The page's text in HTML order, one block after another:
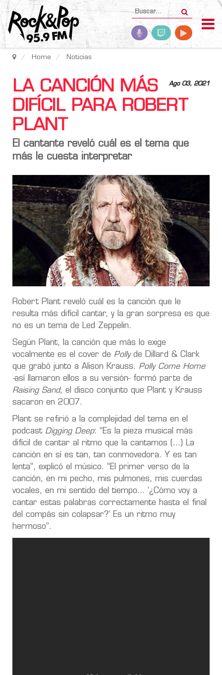
Home Noticias
Ago 03, 2021
LA CANCIÓN MÁS
DIFÍCIL PARA ROBERT
PLANT
El cantante reveló cuál es el tema que
más le cuesta interpretar
Robert Plant reveló cuál es la canción que le
resulta más difícil cantar, y la gran sorpresa es que
no es un tema de Led Zeppelin.
Según Plant, la canción que más lo exige
vocalmente es el cover de Polly de Dillard & Clark
que grabó junto a Alison Krauss. Polly Come Home
-así llamaron ellos a su versión- formó parte de
Raising Sand, el disco conjunto que Plant y Krauss
sacaron en 2007.
Plant se refirió a la complejidad del tema en el
podcast Digging Deep: “Es la pieza musical más
difícil de cantar al ritmo que la cantamos (…) La
canción en sí es tan, tan conmovedora. Y es tan
lenta”, explicó el músico. “El primer verso de la
canción, en mi pecho, mis pulmones, mis cuerdas
vocales, en mi sentido del tiempo… ‘¿Cómo voy a
cantar estas palabras correctamente hasta el final
del compás sin colapsar?’ Es un ritmo muy
hermoso”.